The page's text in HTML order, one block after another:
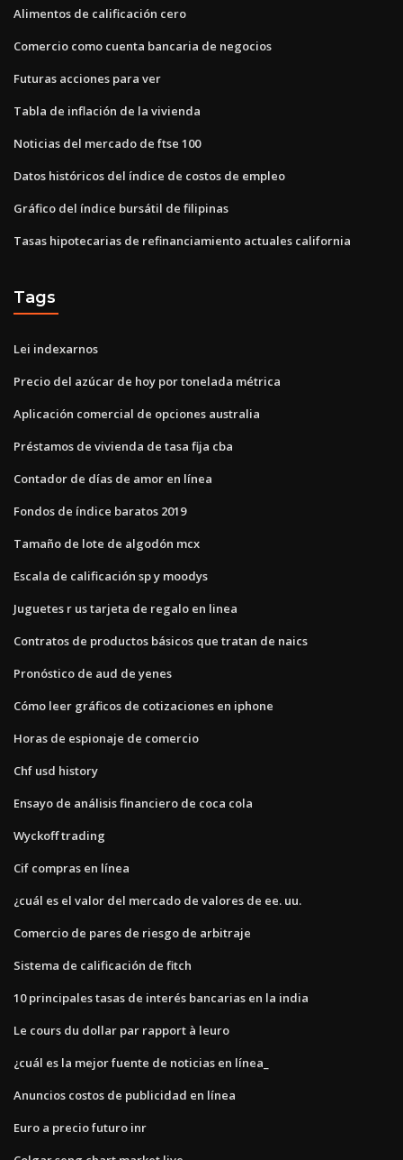
Alimentos de calificación cero
Comercio como cuenta bancaria de negocios
Futuras acciones para ver
Tabla de inflación de la vivienda
Noticias del mercado de ftse 100
Datos históricos del índice de costos de empleo
Gráfico del índice bursátil de filipinas
Tasas hipotecarias de refinanciamiento actuales california
Tags
Lei indexarnos
Precio del azúcar de hoy por tonelada métrica
Aplicación comercial de opciones australia
Préstamos de vivienda de tasa fija cba
Contador de días de amor en línea
Fondos de índice baratos 2019
Tamaño de lote de algodón mcx
Escala de calificación sp y moodys
Juguetes r us tarjeta de regalo en linea
Contratos de productos básicos que tratan de naics
Pronóstico de aud de yenes
Cómo leer gráficos de cotizaciones en iphone
Horas de espionaje de comercio
Chf usd history
Ensayo de análisis financiero de coca cola
Wyckoff trading
Cif compras en línea
¿cuál es el valor del mercado de valores de ee. uu.
Comercio de pares de riesgo de arbitraje
Sistema de calificación de fitch
10 principales tasas de interés bancarias en la india
Le cours du dollar par rapport à leuro
¿cuál es la mejor fuente de noticias en línea_
Anuncios costos de publicidad en línea
Euro a precio futuro inr